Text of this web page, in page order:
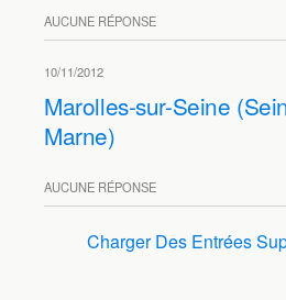
AUCUNE RÉPONSE
10/11/2012
Marolles-sur-Seine
Marne)
AUCUNE RÉPONSE
Charger Des Entrées